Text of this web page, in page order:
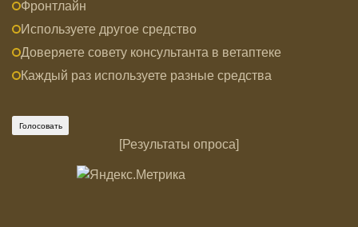
Фронтлайн
Используете другое средство
Доверяете совету консультанта в ветаптеке
Каждый раз используете разные средства
[Результаты опроса]